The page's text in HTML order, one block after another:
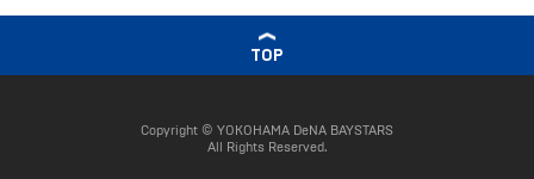
TOP
Copyright © YOKOHAMA DeNA BAYSTARS
All Rights Reserved.